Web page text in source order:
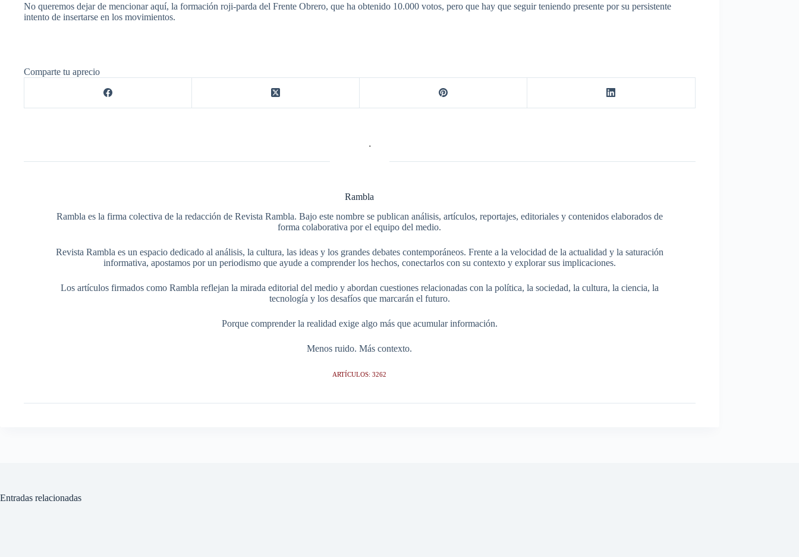
No queremos dejar de mencionar aquí, la formación roji-parda del Frente Obrero, que ha obtenido 10.000 votos, pero que hay que seguir teniendo presente por su persistente
intento de insertarse en los movimientos.
Comparte tu aprecio
Rambla
Rambla es la firma colectiva de la redacción de Revista Rambla. Bajo este nombre se publican análisis, artículos, reportajes, editoriales y contenidos elaborados de
forma colaborativa por el equipo del medio.
Revista Rambla es un espacio dedicado al análisis, la cultura, las ideas y los grandes debates contemporáneos. Frente a la velocidad de la actualidad y la saturación
informativa, apostamos por un periodismo que ayude a comprender los hechos, conectarlos con su contexto y explorar sus implicaciones.
Los artículos firmados como Rambla reflejan la mirada editorial del medio y abordan cuestiones relacionadas con la política, la sociedad, la cultura, la ciencia, la
tecnología y los desafíos que marcarán el futuro.
Porque comprender la realidad exige algo más que acumular información.
Menos ruido. Más contexto.
ARTÍCULOS: 3262
Entradas relacionadas